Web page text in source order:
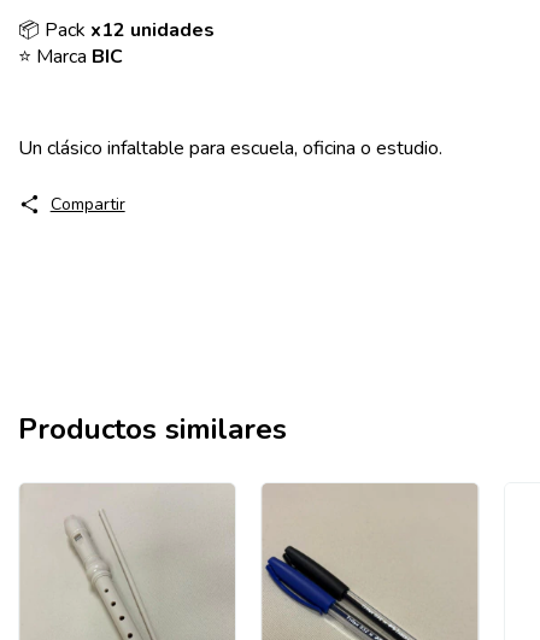
📦 Pack x12 unidades
⭐ Marca BIC
Un clásico infaltable para escuela, oficina o estudio.
Compartir
Productos similares